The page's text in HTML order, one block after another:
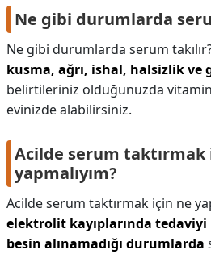
Ne gibi durumlarda
Ne gibi durumlarda serum
kusma, ağrı, ishal, halsizlik ve
belirtileriniz olduğunuzda
evinizde alabilirsiniz.
Acilde serum taktırmak
yapmalıyım?
Acilde serum taktırmak için ne
elektrolit kayıplarında tedaviyi
besin alınamadığı durumlarda